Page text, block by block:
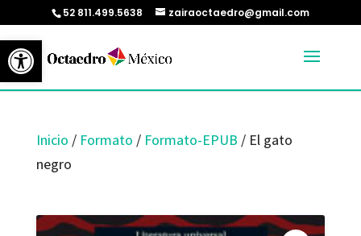
Abrir barra de herramientas
52 811.499.5638 zairaoctaedro@gmail.com
Inicio / Formato / Formato-EPUB / El gato
negro